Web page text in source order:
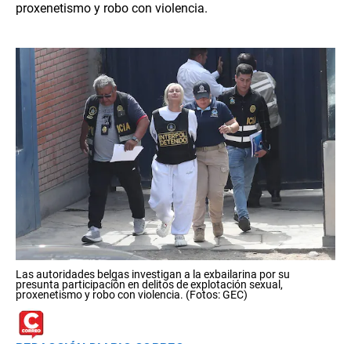
proxenetismo y robo con violencia.
Las autoridades belgas investigan a la exbailarina por su
presunta participación en delitos de explotación sexual,
proxenetismo y robo con violencia. (Fotos: GEC)